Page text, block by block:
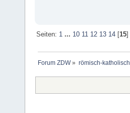
Seiten: 1 ... 10 11 12 13 14[15]
Forum ZDW» römisch-katholisch